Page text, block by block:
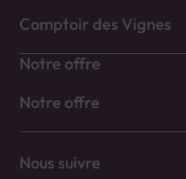
Comptoir des Vignes
Notre offre
Notre offre
Nous suivre